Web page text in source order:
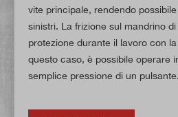
vite principale, rendendo
sinistri. La frizione sul mandrino
protezione durante il lavoro con
questo caso, è possibile operare
semplice pressione di un pulsante.